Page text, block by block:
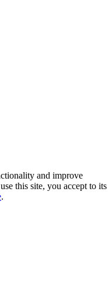
and improve
this site, you accept to its
.